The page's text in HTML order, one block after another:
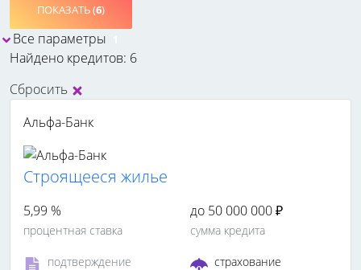
ПОКАЗАТЬ (6)
Все параметры
Найдено кредитов: 6
Сбросить
Альфа-Банк
Cтроящееся жилье
5,99 %
процентная ставка
до 50 000 000 ₽
сумма кредита
подтверждение
страхование